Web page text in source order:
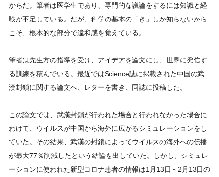
からだ。筆者は医学生であり、専門的な議論をするには知識と経
験が不足している。だが、科学の基本の「き」しか知らないから
こそ、根本的な部分で違和感を覚えている。
筆者は先生方の指導を受け、アイデアを論文にし、世界に発信す
る訓練を積んでいる。最近ではScience誌に掲載された中国の武
漢封鎖に関する論文へ、レターを書き、同誌に投稿した。
この論文では、武漢封鎖が行われた場合と行われなかった場合に
わけて、ウイルスが中国から海外に広がるシミュレーションをし
ていた。その結果、武漢の封鎖によってウイルスの海外への伝播
が最大77％削減したという結論を出していた。しかし、シミュレ
ーションに使われた新型コロナ患者の情報は1月13日～2月13日の